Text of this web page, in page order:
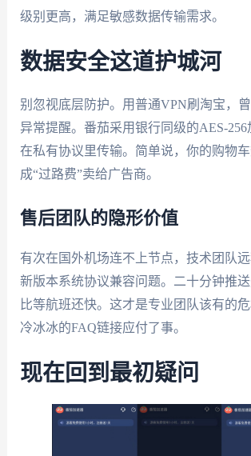
级别更高，满足敏感数据传输需求。
数据安全这道护城河
别忽视底层防护。用普通VPN刷淘宝，
异常提醒。番茄采用银行同级的AES-
在私有协议里传输。简单说，你的购物
成“过路费”卖给广告商。
售后团队的隐形价值
有次在国外机场连不上节点，技术团队
新版本系统协议兼容问题。二十分钟推送
比等航班还快。这才是专业团队该有的
冷冰冰的FAQ链接应付了事。
现在回到最初疑问